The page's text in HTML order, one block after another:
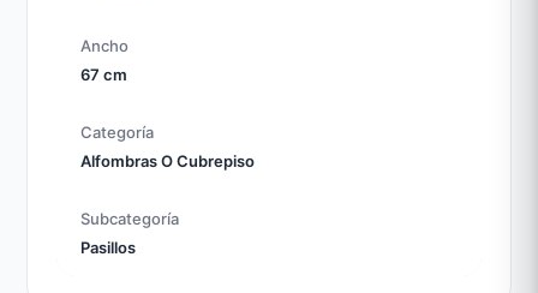
Ancho
67 cm
Categoría
Alfombras O Cubrepiso
Subcategoría
Pasillos